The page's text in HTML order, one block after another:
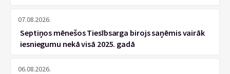
07.08.2026.
Septiņos mēnešos Tiesībsarga birojs saņēmis vairāk
iesniegumu nekā visā 2025. gadā
06.08.2026.